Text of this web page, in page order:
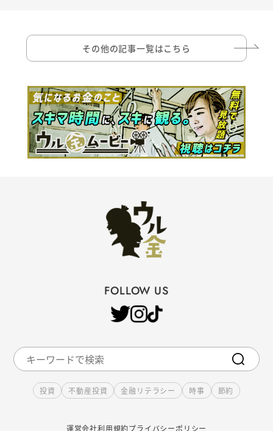
その他の記事一覧はこちら
FOLLOW US
投資 不動産投資 金融リテラシー 時事 節約
運営会社利用規約プライバシーポリシー